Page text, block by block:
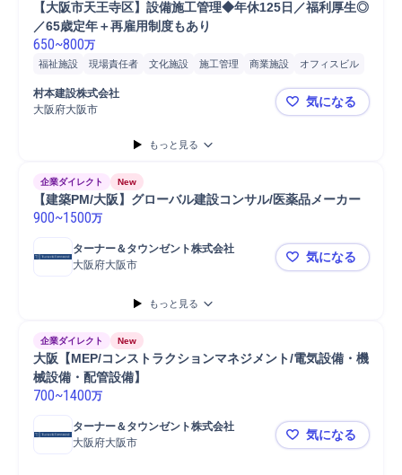
【大阪市天王寺区】設備施工管理◆年休125日／福利厚生◎
／65歳定年＋再雇用制度もあり
650~800万
福祉施設 現場責任者 文化施設 施工管理 商業施設
オフィスビル
マンション
工場
村本建設株式会社
大阪府大阪市
【大阪市天
気になる
もっと見る
企業ダイレクト New
【建築PM/大阪】グローバル建設コンサル/医薬品メーカー
900~1500万
ターナー＆タウンゼント株式会社
大阪府大阪市
【建築PM/
気になる
もっと見る
企業ダイレクト New
大阪【MEP/コンストラクションマネジメント/電気設備・機
械設備・配管設備】
700~1400万
ターナー＆タウンゼント株式会社
大阪府大阪市
大阪【
気になる